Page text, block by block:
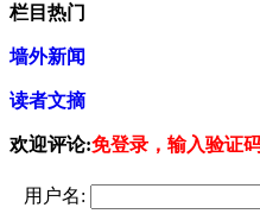
栏目热门
墙外新闻
读者文摘
欢迎评论:免登录，输入验证
用户名: